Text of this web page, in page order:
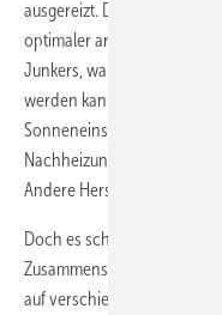
ausgereizt. Doch ausgefeilte
optimaler arbeiten zu
Junkers, wann die Sonne
werden kann. Damit kann
Sonneneinstrahlung gegen
Nachheizung des
Andere Hersteller haben
Doch es schlummern noch
Zusammenspiel von
auf verschiedene